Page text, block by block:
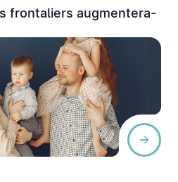
frontaliers augmentera-